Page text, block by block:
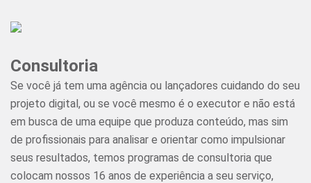
Consultoria
Se você já tem uma agência ou lançadores cuidando do seu
projeto digital, ou se você mesmo é o executor e não está
em busca de uma equipe que produza conteúdo, mas sim
de profissionais para analisar e orientar como impulsionar
seus resultados, temos programas de consultoria que
colocam nossos 16 anos de experiência a seu serviço,